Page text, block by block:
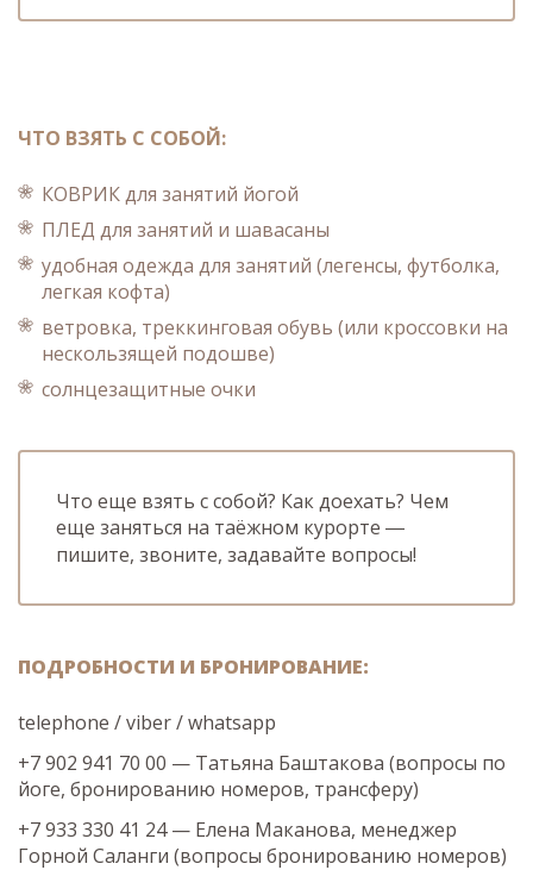
ЧТО ВЗЯТЬ С СОБОЙ:
КОВРИК для занятий йогой
ПЛЕД для занятий и шавасаны
удобная одежда для занятий (легенсы, футболка,
легкая кофта)
ветровка, треккинговая обувь (или кроссовки на
нескользящей подошве)
солнцезащитные очки
Что еще взять с собой? Как доехать? Чем
еще заняться на таёжном курорте —
пишите, звоните, задавайте вопросы!
ПОДРОБНОСТИ И БРОНИРОВАНИЕ:
telephone / viber / whatsapp
+7 902 941 70 00 — Татьяна Баштакова (вопросы по
йоге, бронированию номеров, трансферу)
+7 933 330 41 24 — Елена Маканова, менеджер
Горной Саланги (вопросы бронированию номеров)